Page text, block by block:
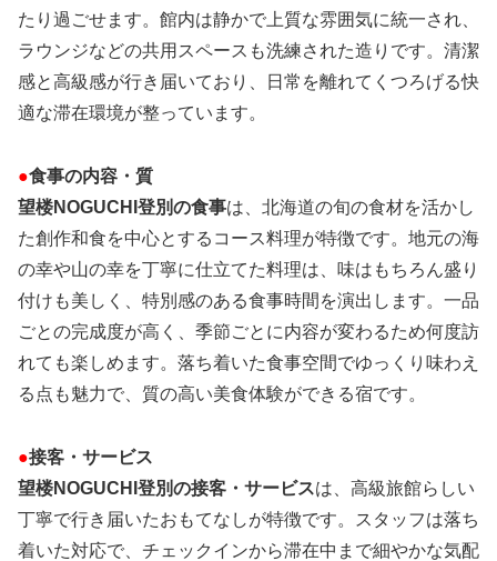
たり過ごせます。館内は静かで上質な雰囲気に統一され、
ラウンジなどの共用スペースも洗練された造りです。清潔
感と高級感が行き届いており、日常を離れてくつろげる快
適な滞在環境が整っています。
●食事の内容・質
望楼NOGUCHI登別の食事は、北海道の旬の食材を活かし
た創作和食を中心とするコース料理が特徴です。地元の海
の幸や山の幸を丁寧に仕立てた料理は、味はもちろん盛り
付けも美しく、特別感のある食事時間を演出します。一品
ごとの完成度が高く、季節ごとに内容が変わるため何度訪
れても楽しめます。落ち着いた食事空間でゆっくり味わえ
る点も魅力で、質の高い美食体験ができる宿です。
●接客・サービス
望楼NOGUCHI登別の接客・サービスは、高級旅館らしい
丁寧で行き届いたおもてなしが特徴です。スタッフは落ち
着いた対応で、チェックインから滞在中まで細やかな気配